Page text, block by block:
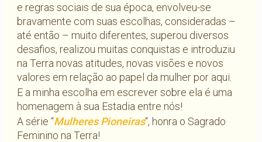
e regras sociais de sua época, envolveu-se
bravamente com suas escolhas, consideradas –
até então – muito diferentes, superou diversos
desafios, realizou muitas conquistas e introduziu
na Terra novas atitudes, novas visões e novos
valores em relação ao papel da mulher por aqui.
E a minha escolha em escrever sobre ela é uma
homenagem à sua Estadia entre nós!
A série “Mulheres Pioneiras“, honra o Sagrado
Feminino na Terra!